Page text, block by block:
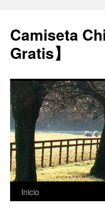
Camiseta
Gratis】
Saltar
Inicio